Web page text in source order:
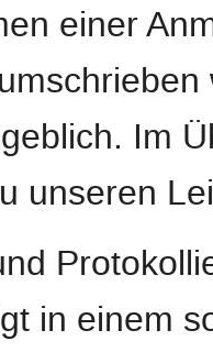
einer
Im
unseren
in einem